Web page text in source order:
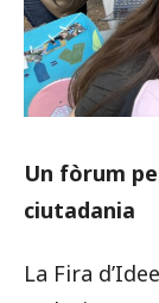
Un fòrum
ciutadania
La Fira